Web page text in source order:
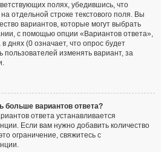
полях, убедившись, что
отдельной строке текстового поля. Вы
вариантов, которые могут выбрать
с помощью опции «Вариантов ответа»,
днях (0 означает, что опрос будет
изменять вариант, за
больше вариантов ответа?
ответа устанавливается
Если вам нужно добавить количество
ограничение, свяжитесь с